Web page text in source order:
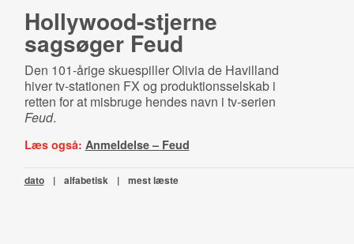
Hol­lywood-​stjer­ne
sagsøger Feud
Den 101-årige skuespiller Olivia de Havilland
hiver tv-stationen FX og produktionsselskab i
retten for at misbruge hendes navn i tv-serien
Feud.
Læs også: Anmeldelse – Feud
dato | alfabetisk | mest læste